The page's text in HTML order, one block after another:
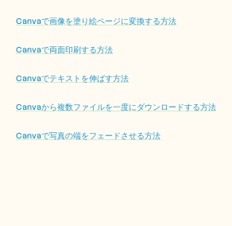
Canvaで画像を塗り絵ページに変換する方法
Canvaで両面印刷する方法
Canvaでテキストを伸ばす方法
Canvaから複数ファイルを一度にダウンロードする方法
Canvaで写真の端をフェードさせる方法